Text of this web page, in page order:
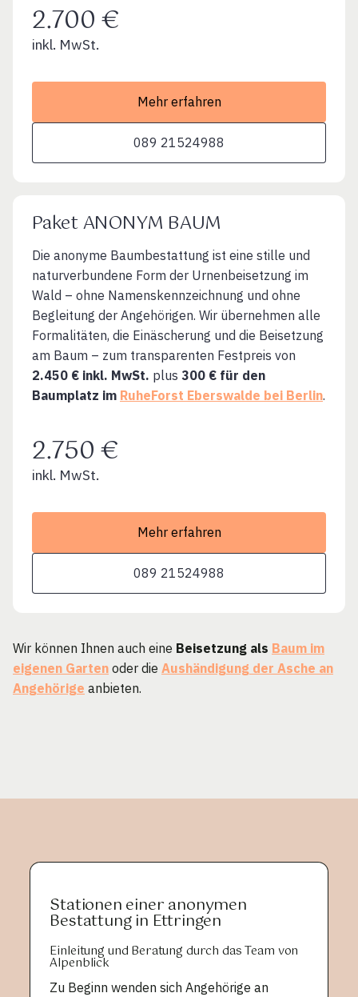
2.700 €
inkl. MwSt.
Mehr erfahren
089 21524988
Paket ANONYM BAUM
Die anonyme Baumbestattung ist eine stille und
naturverbundene Form der Urnenbeisetzung im
Wald – ohne Namenskennzeichnung und ohne
Begleitung der Angehörigen. Wir übernehmen alle
Formalitäten, die Einäscherung und die Beisetzung
am Baum – zum transparenten Festpreis von
2.450 € inkl. MwSt. plus 300 € für den
Baumplatz im RuheForst Eberswalde bei Berlin.
2.750 €
inkl. MwSt.
Mehr erfahren
089 21524988
Wir können Ihnen auch eine Beisetzung als Baum im
eigenen Garten oder die Aushändigung der Asche an
Angehörige anbieten.
Stationen einer anonymen
Bestattung in Ettringen
Einleitung und Beratung durch das Team von
Alpenblick
Zu Beginn wenden sich Angehörige an